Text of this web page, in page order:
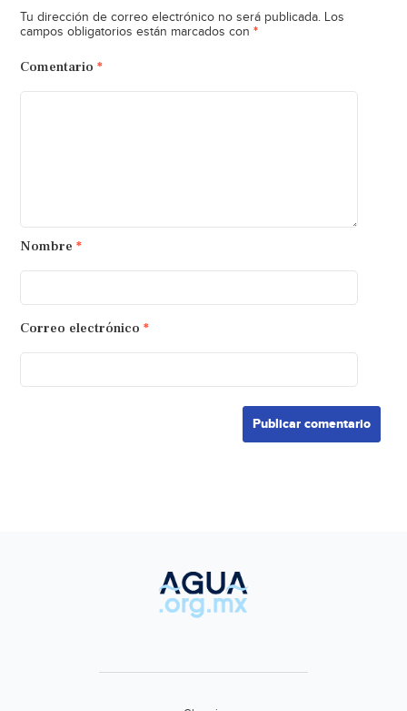
Tu dirección de correo electrónico no será publicada. Los
campos obligatorios están marcados con *
Comentario *
Nombre *
Correo electrónico *